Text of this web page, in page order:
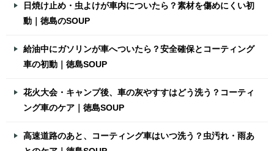
日焼け止め・虫よけが車内についたら？素材を傷めにくい初
動｜徳島のSOUP
給油中にガソリンが車へついたら？安全確保とコーティング
車の初動｜徳島SOUP
花火大会・キャンプ後、車の灰やすすはどう洗う？コーティ
ング車のケア｜徳島SOUP
高速道路のあと、コーティング車はいつ洗う？虫汚れ・雨あ